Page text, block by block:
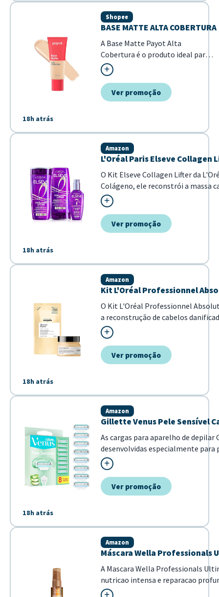
18h atrás
BASE MATTE ALTA COBERTURA
Shopee
A Base Matte Payot Alta
Cobertura é o produto ideal para
quem busca uma pele uniforme
com acabamento profissional. Sua
fórmula de alta performance
garante que as imperfeições
do dia. - Alta cobertur...
Ver promoção
18h atrás
L'Oréal Paris Elseve Collagen
Amazon
O Kit Elseve Collagen Lifter da
Colágeno, ele reconstrói a massa
elimina a...
Ver promoção
18h atrás
Kit L'Oréal Professionnel
Amazon
O Kit L'Oréal Professionnel
a reconstrução de cabelos
tratamento proporciona cuidado
Ver promoção
18h atrás
Gillette Venus Pele Sensível
Amazon
As cargas para aparelho de
desenvolvidas especialmente
minimizando irritações. Com
suavemente sobre a pele, sendo
Ver promoção
Máscara Wella Professionals
Amazon
A Mascara Wella Professionals
nutricao intensa e reparacao
cabelo. Com uma formula